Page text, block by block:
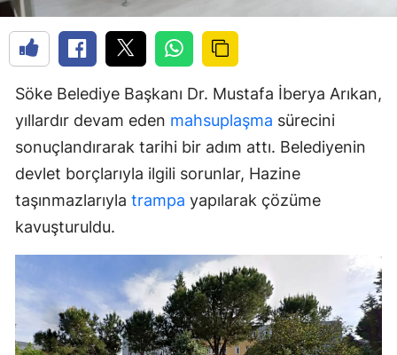
Söke Belediye Başkanı Dr. Mustafa İberya Arıkan,
yıllardır devam eden mahsuplaşma sürecini
sonuçlandırarak tarihi bir adım attı. Belediyenin
devlet borçlarıyla ilgili sorunlar, Hazine
taşınmazlarıyla trampa yapılarak çözüme
kavuşturuldu.